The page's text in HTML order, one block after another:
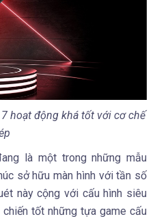
hoạt động khá tốt với cơ chế
là một trong những mẫu
sở hữu màn hình với tần số
này cộng với cấu hình siêu
tốt những tựa game cấu